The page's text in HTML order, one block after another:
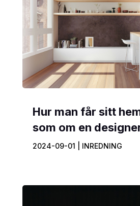
Hur man får sitt
som om en
2024-09-01 INREDNING